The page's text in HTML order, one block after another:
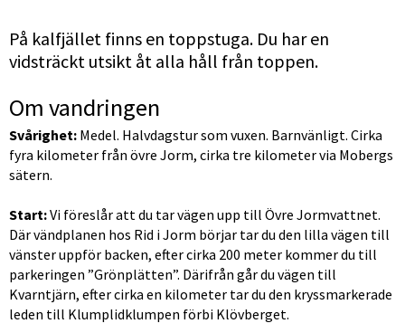
På kalfjället finns en toppstuga. Du har en
vidsträckt utsikt åt alla håll från toppen.
Om vandringen
Svårighet: Medel. Halvdagstur som vuxen. Barnvänligt. Cirka
fyra kilometer från övre Jorm, cirka tre kilometer via Mobergs
sätern.
Start: Vi föreslår att du tar vägen upp till Övre Jormvattnet.
Där vändplanen hos Rid i Jorm börjar tar du den lilla vägen till
vänster uppför backen, efter cirka 200 meter kommer du till
parkeringen ”Grönplätten”. Därifrån går du vägen till
Kvarntjärn, efter cirka en kilometer tar du den kryssmarkerade
leden till Klumplidklumpen förbi Klövberget.